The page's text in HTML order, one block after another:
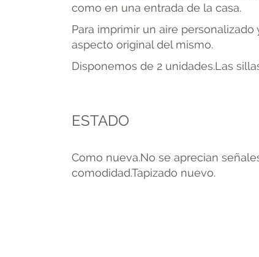
como en una entrada de la casa.
Para imprimir un aire
aspecto original del mismo.
Disponemos de 2 unidades.Las
ESTADO
Como nueva.No se aprecian
comodidad.Tapizado nuevo.